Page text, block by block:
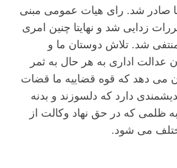
صادر شد. رای هیات عمومی مبنی
زدایی شد و نهایتا چنین امری
منتفی شد. تلاش دوستان ما و
عدالت اداری به هر حال به ثمر
می دهد که قوه قضاییه ما قضات
دارد که دلسوزند و بدنه
به ظلمی که در حق نهاد وکالت از
می شود.